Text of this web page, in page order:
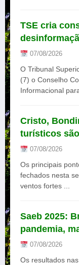
TSE cria
07/08/2026
O Tribunal
(7) o Conselho
Informacional
Cristo,
turísticos
07/08/2026
Os principais
fechados nesta
ventos fortes ...
Saeb 2025:
pandemia,
07/08/2026
Os resultados